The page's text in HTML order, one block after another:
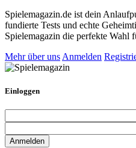
Spielemagazin.de ist dein
fundierte Tests und echte
Spielemagazin die perfekte Wahl
Mehr über uns Anmelden
Einloggen